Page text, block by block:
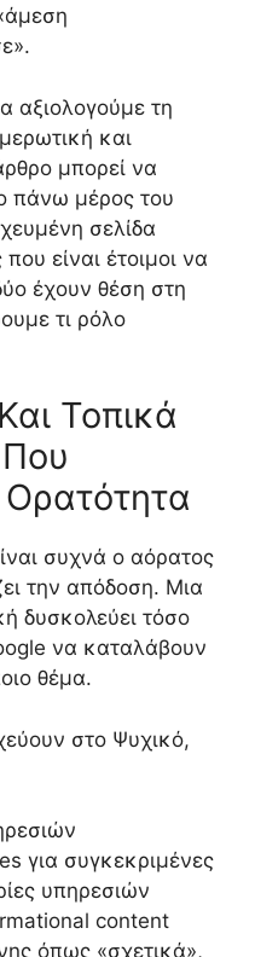
αξιολογούμε τη
και
μπορεί να
πάνω μέρος του
σελίδα
είναι έτοιμοι να
έχουν θέση στη
τι ρόλο
Τοπικά
συχνά ο αόρατος
την απόδοση. Μια
δυσκολεύει τόσο
να καταλάβουν
θέμα.
στο Ψυχικό,
για συγκεκριμένες
υπηρεσιών
content
όπως «σχετικά»,